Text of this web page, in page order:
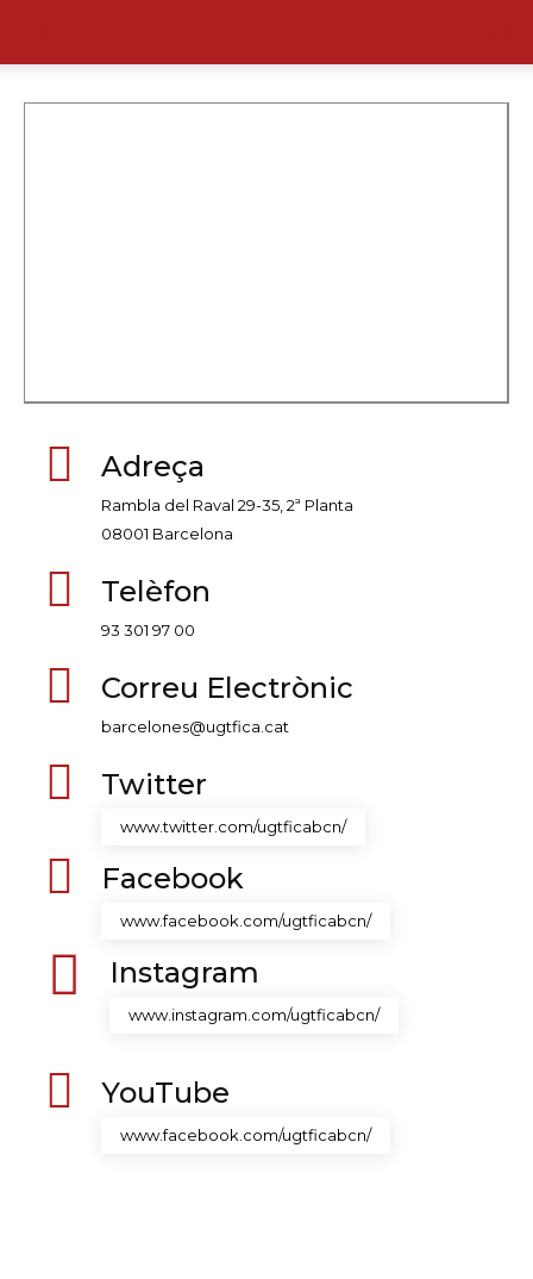
Adreça
Rambla del Raval 29-35, 2ª Planta
08001 Barcelona
Telèfon
93 301 97 00
Correu Electrònic
barcelones@ugtfica.cat
Twitter
www.twitter.com/ugtficabcn/
Facebook
www.facebook.com/ugtficabcn/
Instagram
www.instagram.com/ugtficabcn/
YouTube
www.facebook.com/ugtficabcn/